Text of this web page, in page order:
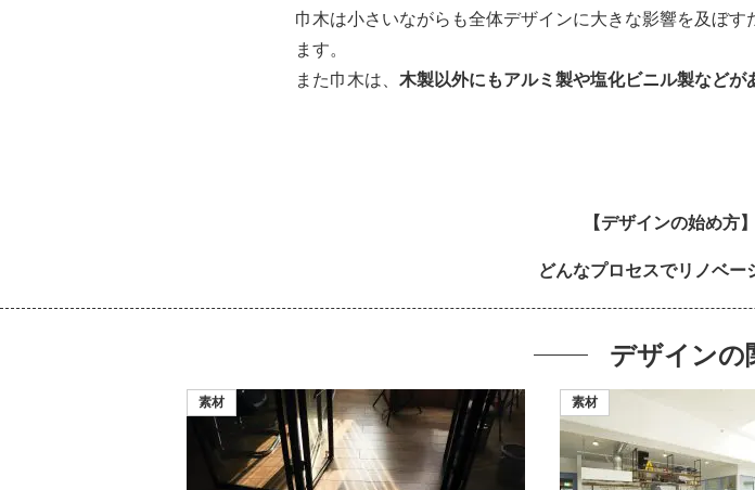
巾木は小さいながらも全体デザインに大きな影響を及ぼ
ます。
また巾木は、 木製以外にもアルミ製や塩化ビニル製などが
【デザインの始め方
どんなプロセスでリノベ
デザインの
素材 素材